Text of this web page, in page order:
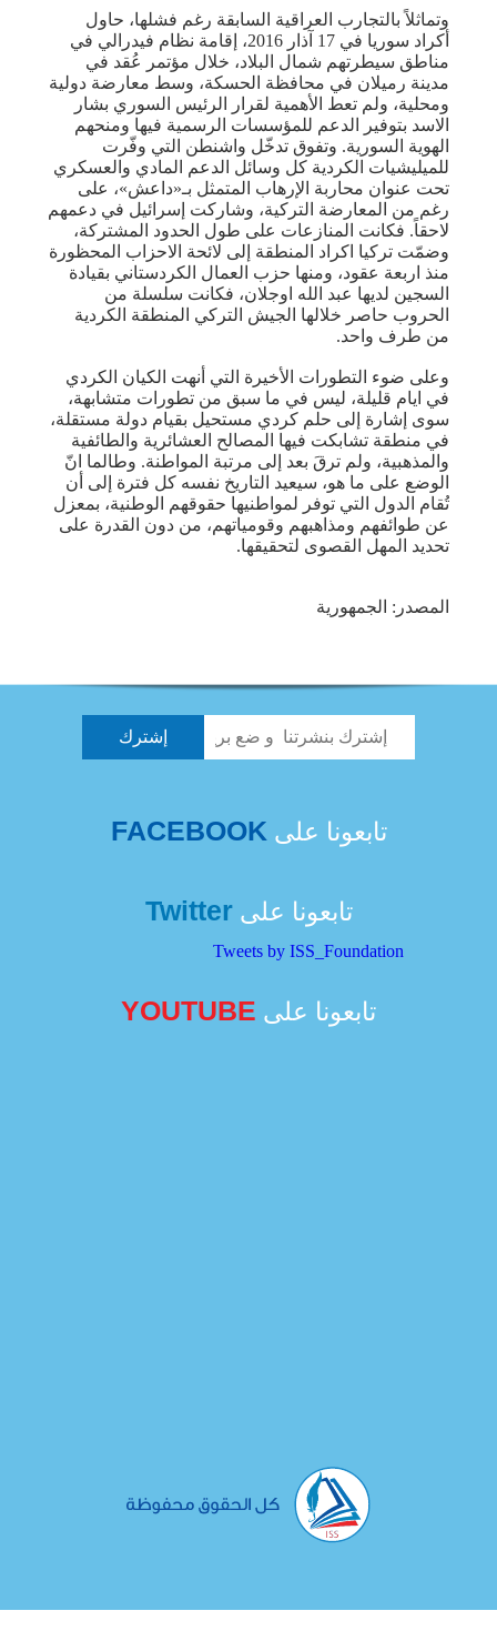
وتماثلاً بالتجارب العراقية السابقة رغم فشلها، حاول
أكراد سوريا في 17 آذار 2016، إقامة نظام فيدرالي في
مناطق سيطرتهم شمال البلاد، خلال مؤتمر عُقد في
مدينة رميلان في محافظة الحسكة، وسط معارضة دولية
ومحلية، ولم تعط الأهمية لقرار الرئيس السوري بشار
الاسد بتوفير الدعم للمؤسسات الرسمية فيها ومنحهم
الهوية السورية. وتفوق تدخّل واشنطن التي وفّرت
للميليشيات الكردية كل وسائل الدعم المادي والعسكري
تحت عنوان محاربة الإرهاب المتمثل بـ«داعش»، على
رغم من المعارضة التركية، وشاركت إسرائيل في دعمهم
لاحقاً. فكانت المنازعات على طول الحدود المشتركة،
وضمّت تركيا اكراد المنطقة إلى لائحة الاحزاب المحظورة
منذ اربعة عقود، ومنها حزب العمال الكردستاني بقيادة
السجين لديها عبد الله اوجلان، فكانت سلسلة من
الحروب حاصر خلالها الجيش التركي المنطقة الكردية
من طرف واحد.
وعلى ضوء التطورات الأخيرة التي أنهت الكيان الكردي
في ايام قليلة، ليس في ما سبق من تطورات متشابهة،
سوى إشارة إلى حلم كردي مستحيل بقيام دولة مستقلة،
في منطقة تشابكت فيها المصالح العشائرية والطائفية
والمذهبية، ولم ترقَ بعد إلى مرتبة المواطنة. وطالما انّ
الوضع على ما هو، سيعيد التاريخ نفسه كل فترة إلى أن
تُقام الدول التي توفر لمواطنيها حقوقهم الوطنية، بمعزل
عن طوائفهم ومذاهبهم وقومياتهم، من دون القدرة على
تحديد المهل القصوى لتحقيقها.
المصدر: الجمهورية
تابعونا على FACEBOOK
تابعونا علىTwitter
Tweets by ISS_Foundation
تابعونا على YOUTUBE